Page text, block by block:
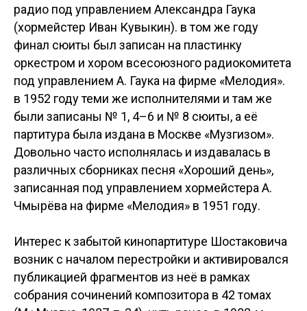
радио под управлением Александра Гаука
(хормейстер Иван Кувыкин). в том же году
финал сюиты был записан на пластинку
оркестром и хором всесоюзного радиокомитета
под управлением А. Гаука на фирме «Мелодия».
в 1952 году теми же исполнителями и там же
были записаны № 1, 4–6 и № 8 сюиты, а её
партитура была издана в Москве «Музгизом».
Довольно часто исполнялась и издавалась в
различных сборниках песня «Хороший день»,
записанная под управлением хормейстера А.
Чмырёва на фирме «Мелодия» в 1951 году.
Интерес к забытой кинопартитуре Шостаковича
возник с началом перестройки и активировался
публикацией фрагментов из неё в рамках
собрания сочинений композитора в 42 томах